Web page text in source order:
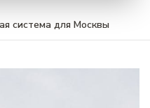
система для Москвы